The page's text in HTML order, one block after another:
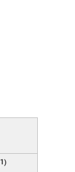
1)